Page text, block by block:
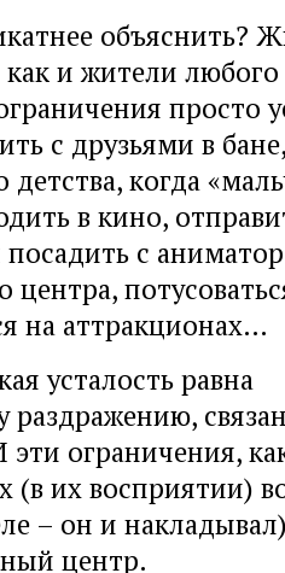
объяснить?
как и жители любого
просто
с друзьями в
детства, когда
в кино,
с
центра,
на аттракционах…
усталость равна
раздражению,
ограничения,
(в их восприятии)
– он и
центр.